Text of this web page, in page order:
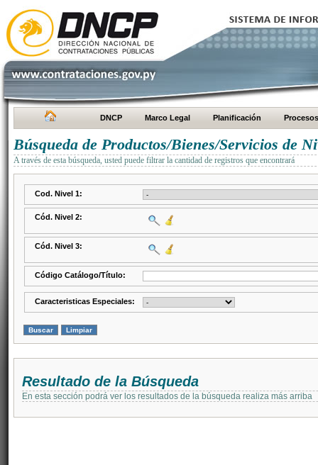
DNCP Marco Legal Planificación Procesos
Búsqueda de Productos/Bienes/Servicios de
A través de esta búsqueda, usted puede filtrar la cantidad de registros que encontrará
Cod. Nivel 1:
Cód. Nivel 2:
Cód. Nivel 3:
Código Catálogo/Título:
Caracteristicas Especiales:
Resultado de la Búsqueda
En esta sección podrá ver los resultados de la búsqueda realiza más arriba